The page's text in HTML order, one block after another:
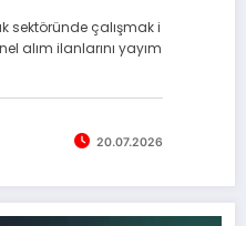
sektöründe çalışmak i
alım ilanlarını yayım
20.07.2026